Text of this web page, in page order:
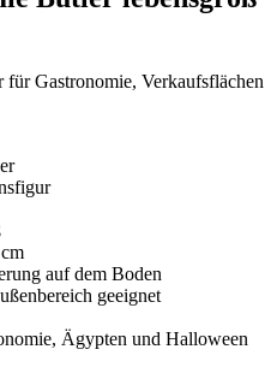
Gastronomie, Verkaufsflächen
auf dem Boden
geeignet
Ägypten und Halloween